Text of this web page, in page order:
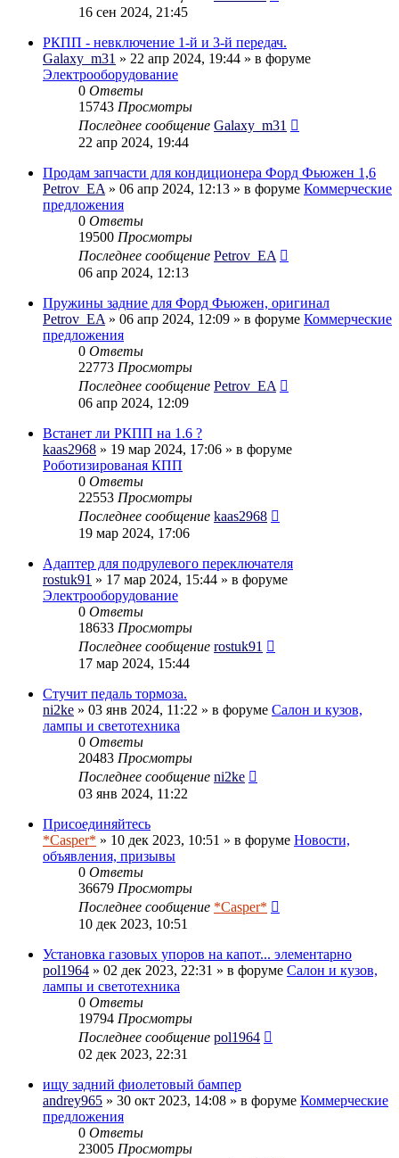
16 сен 2024, 21:45
РКПП - невключение 1-й и 3-й передач.
Galaxy_m31 » 22 апр 2024, 19:44 » в форуме
Электрооборудование
0 Ответы
15743 Просмотры
Последнее сообщение Galaxy_m31
22 апр 2024, 19:44
Продам запчасти для кондиционера Форд Фьюжен 1,6
Petrov_EA » 06 апр 2024, 12:13 » в форуме Коммерческие
предложения
0 Ответы
19500 Просмотры
Последнее сообщение Petrov_EA
06 апр 2024, 12:13
Пружины задние для Форд Фьюжен, оригинал
Petrov_EA » 06 апр 2024, 12:09 » в форуме Коммерческие
предложения
0 Ответы
22773 Просмотры
Последнее сообщение Petrov_EA
06 апр 2024, 12:09
Встанет ли РКПП на 1.6 ?
kaas2968 » 19 мар 2024, 17:06 » в форуме
Роботизированая КПП
0 Ответы
22553 Просмотры
Последнее сообщение kaas2968
19 мар 2024, 17:06
Адаптер для подрулевого переключателя
rostuk91 » 17 мар 2024, 15:44 » в форуме
Электрооборудование
0 Ответы
18633 Просмотры
Последнее сообщение rostuk91
17 мар 2024, 15:44
Стучит педаль тормоза.
ni2ke » 03 янв 2024, 11:22 » в форуме Салон и кузов,
лампы и светотехника
0 Ответы
20483 Просмотры
Последнее сообщение ni2ke
03 янв 2024, 11:22
Присоединяйтесь
*Casper* » 10 дек 2023, 10:51 » в форуме Новости,
объявления, призывы
0 Ответы
36679 Просмотры
Последнее сообщение *Casper*
10 дек 2023, 10:51
Установка газовых упоров на капот... элементарно
pol1964 » 02 дек 2023, 22:31 » в форуме Салон и кузов,
лампы и светотехника
0 Ответы
19794 Просмотры
Последнее сообщение pol1964
02 дек 2023, 22:31
ищу задний фиолетовый бампер
andrey965 » 30 окт 2023, 14:08 » в форуме Коммерческие
предложения
0 Ответы
23005 Просмотры